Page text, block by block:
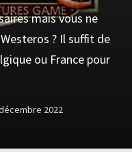
mais vous ne
? Il suffit de
ou France pour
2022